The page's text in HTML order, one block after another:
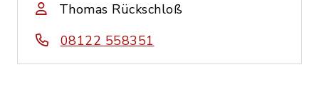
Thomas Rückschloß
08122 558351